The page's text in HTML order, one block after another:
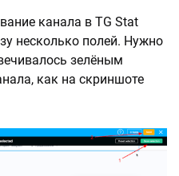
канала в TG Stat
несколько полей. Нужно
зелёным
как на скриншоте